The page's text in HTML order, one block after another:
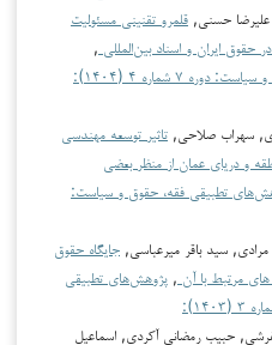
علیرضا حسنی, قلمرو تقنینی مسئولیت
حقوق ایران و اسناد بین‌المللی ,
پژوهش‌های تطبیقی فقه، حقوق و سیاست: دوره ۷ شماره ۴ (۱۴۰۴):
سهراب صلاحی, تاثیر توسعه مهندسی
و دریای عمان از منظر بعضی
تطبیقی فقه، حقوق و سیاست:
سید باقر میرعباسی, جایگاه حقوق
مرتبط با آن , پژوهش‌های تطبیقی
حبیب رمضانی آکردی, اسماعیل